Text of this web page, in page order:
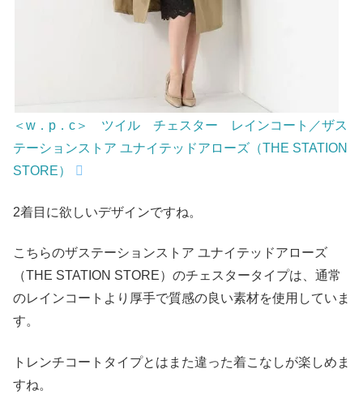
＜w．p．c＞ ツイル チェスター レインコート／ザス
テーションストア ユナイテッドアローズ（THE STATION
STORE）
2着目に欲しいデザインですね。
こちらのザステーションストア ユナイテッドアローズ
（THE STATION STORE）のチェスタータイプは、通常
のレインコートより厚手で質感の良い素材を使用していま
す。
トレンチコートタイプとはまた違った着こなしが楽しめま
すね。